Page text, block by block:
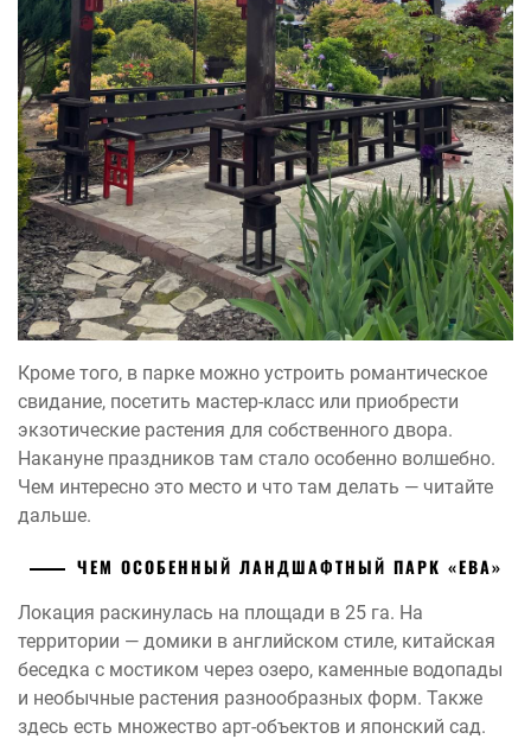
Кроме того, в парке можно устроить романтическое
свидание, посетить мастер-класс или приобрести
экзотические растения для собственного двора.
Накануне праздников там стало особенно волшебно.
Чем интересно это место и что там делать — читайте
дальше.
ЧЕМ ОСОБЕННЫЙ ЛАНДШАФТНЫЙ ПАРК «ЕВА»
Локация раскинулась на площади в 25 га. На
территории — домики в английском стиле, китайская
беседка с мостиком через озеро, каменные водопады
и необычные растения разнообразных форм. Также
здесь есть множество арт-объектов и японский сад.